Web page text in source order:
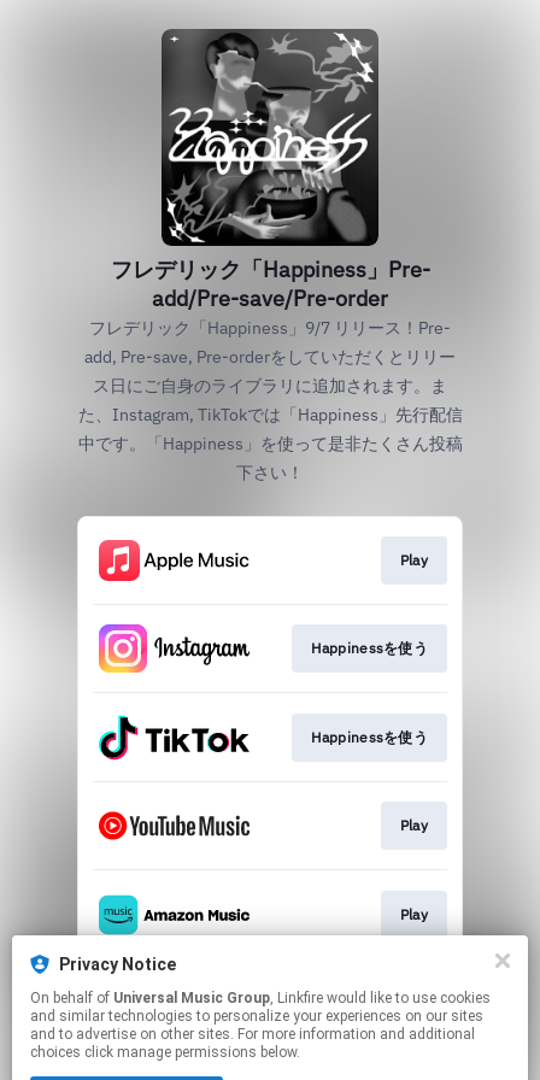
Privacy Notice
On behalf of Universal Music Group, Linkfire would like to use cookies
and similar technologies to personalize your experiences on our sites
and to advertise on other sites. For more information and additional
choices click manage permissions below.
フレデリック「Happiness」Pre-
add/Pre-save/Pre-order
フレデリック「Happiness」9/7 リリース！Pre-
add, Pre-save, Pre-orderをしていただくとリリー
ス日にご自身のライブラリに追加されます。ま
た、Instagram, TikTokでは「Happiness」先行配信
中です。「Happiness」を使って是非たくさん投稿
下さい！
Play
Happinessを使う
Happinessを使う
Play
Play
Play